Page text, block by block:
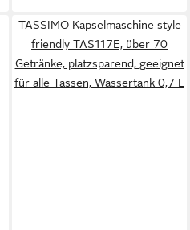
TASSIMO Kapselmaschine style
friendly TAS117E, über 70
Getränke, platzsparend, geeignet
für alle Tassen, Wassertank 0,7 L